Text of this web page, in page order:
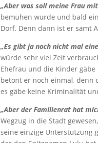
„Aber was soll meine Frau
bemühen würde und bald
Dorf. Denn dann ist er samt
„Es gibt ja noch nicht mal
würde sehr viel Zeit
Ehefrau und die Kinder
betont er noch einmal, denn
es gäbe keine Kriminalität
„Aber der Familienrat hat
Wegzug in die Stadt
seine einzige Unterstützung